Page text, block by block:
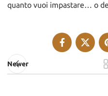
quanto vuoi impastare… o
Newer